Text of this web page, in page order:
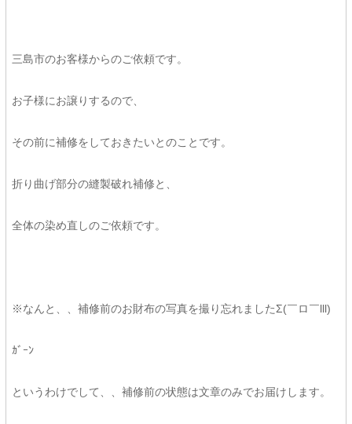
三島市のお客様からのご依頼です。
お子様にお譲りするので、
その前に補修をしておきたいとのことです。
折り曲げ部分の縫製破れ補修と、
全体の染め直しのご依頼です。
※なんと、、補修前のお財布の写真を撮り忘れましたΣ(￣ロ￣lll)
ｶﾞｰﾝ
というわけでして、、補修前の状態は文章のみでお届けします。